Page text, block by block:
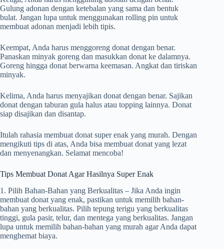
Gulung adonan dengan ketebalan yang sama dan bentuk
bulat. Jangan lupa untuk menggunakan rolling pin untuk
membuat adonan menjadi lebih tipis.
Keempat, Anda harus menggoreng donat dengan benar.
Panaskan minyak goreng dan masukkan donat ke dalamnya.
Goreng hingga donat berwarna keemasan. Angkat dan tiriskan
minyak.
Kelima, Anda harus menyajikan donat dengan benar. Sajikan
donat dengan taburan gula halus atau topping lainnya. Donat
siap disajikan dan disantap.
Itulah rahasia membuat donat super enak yang murah. Dengan
mengikuti tips di atas, Anda bisa membuat donat yang lezat
dan menyenangkan. Selamat mencoba!
Tips Membuat Donat Agar Hasilnya Super Enak
1. Pilih Bahan-Bahan yang Berkualitas – Jika Anda ingin
membuat donat yang enak, pastikan untuk memilih bahan-
bahan yang berkualitas. Pilih tepung terigu yang berkualitas
tinggi, gula pasir, telur, dan mentega yang berkualitas. Jangan
lupa untuk memilih bahan-bahan yang murah agar Anda dapat
menghemat biaya.